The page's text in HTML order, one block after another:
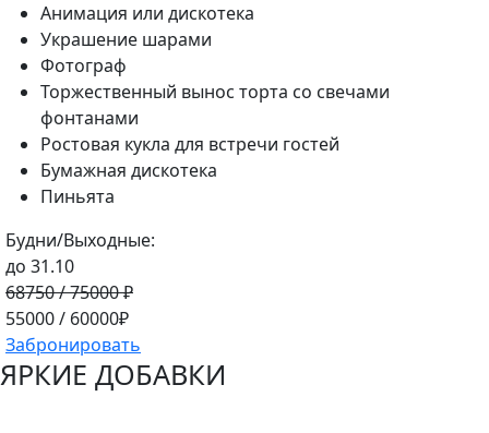
Анимация или дискотека
Украшение шарами
Фотограф
Торжественный вынос торта со свечами
фонтанами
Ростовая кукла для встречи гостей
Бумажная дискотека
Пиньята
Будни/Выходные:
до 31.10
68750 / 75000 ₽
55000 / 60000₽
Забронировать
ЯРКИЕ ДОБАВКИ